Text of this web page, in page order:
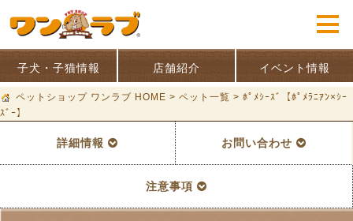
子犬・子猫情報 店舗紹介 イベント情報
ペットショップ ワンラブ HOME > ペット一覧 > ﾎﾟﾒｼｰｽﾞ【ﾎﾟﾒﾗﾆｱﾝ×ｼｰ
ｽﾞｰ】
詳細情報 お問い合わせ
注意事項